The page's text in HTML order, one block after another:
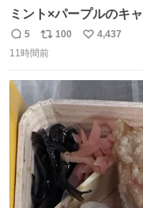
ミント×パープルのキ
た♩
返
信
5
リ
ポ
ト
数
100
い
4,437
11時間前